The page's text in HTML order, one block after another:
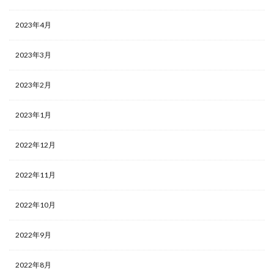
2023年4月
2023年3月
2023年2月
2023年1月
2022年12月
2022年11月
2022年10月
2022年9月
2022年8月